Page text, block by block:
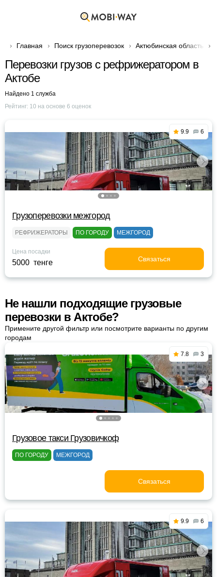
Главная Поиск грузоперевозок Актюбинская область
Перевозки грузов с рефрижератором в
Актобе
Найдено 1 служба
Рейтинг: 10 на основе 6 оценок
9.9 6
Грузоперевозки межгород
РЕФРИЖЕРАТОРЫ ПО ГОРОДУ МЕЖГОРОД
Цена посадки
5000 тенге Связаться
Не нашли подходящие грузовые
перевозки в Актобе?
Примените другой фильтр или посмотрите варианты по другим
городам
7.8 3
Грузовое такси Грузовичкоф
ПО ГОРОДУ МЕЖГОРОД
Связаться
9.9 6